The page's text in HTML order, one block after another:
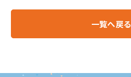
一覧へ戻る